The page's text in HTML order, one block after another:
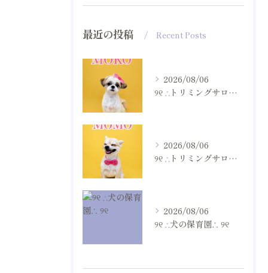
最近の投稿 Recent Posts
2026/08/06
୨୧ ∴トリミングサロン∴ ୨୧
2026/08/06
୨୧ ∴トリミングサロン∴ ୨୧
2026/08/06
୨୧ ∴犬の保育園∴ ୨୧